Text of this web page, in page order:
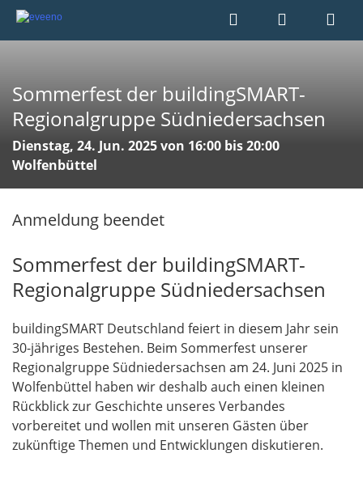
Sommerfest der buildingSMART-
Regionalgruppe Südniedersachsen
Dienstag, 24. Jun. 2025 von 16:00 bis 20:00
Wolfenbüttel
Anmeldung beendet
Sommerfest der buildingSMART-
Regionalgruppe Südniedersachsen
buildingSMART Deutschland feiert in diesem Jahr sein
30-jähriges Bestehen. Beim Sommerfest unserer
Regionalgruppe Südniedersachsen am 24. Juni 2025 in
Wolfenbüttel haben wir deshalb auch einen kleinen
Rückblick zur Geschichte unseres Verbandes
vorbereitet und wollen mit unseren Gästen über
zukünftige Themen und Entwicklungen diskutieren.